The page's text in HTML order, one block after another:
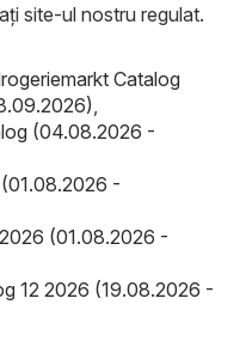
site-ul nostru regulat.
Catalog
,
(04.08.2026 -
-
(01.08.2026 -
12 2026 (19.08.2026 -